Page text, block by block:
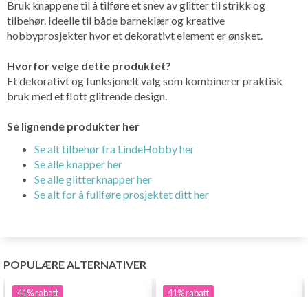
Bruk knappene til å tilføre et snev av glitter til strikk og
tilbehør. Ideelle til både barneklær og kreative
hobbyprosjekter hvor et dekorativt element er ønsket.
Hvorfor velge dette produktet?
Et dekorativt og funksjonelt valg som kombinerer praktisk
bruk med et flott glitrende design.
Se lignende produkter her
Se alt tilbehør fra LindeHobby her
Se alle knapper her
Se alle glitterknapper her
Se alt for å fullføre prosjektet ditt her
POPULÆRE ALTERNATIVER
41%rabatt 41%rabatt